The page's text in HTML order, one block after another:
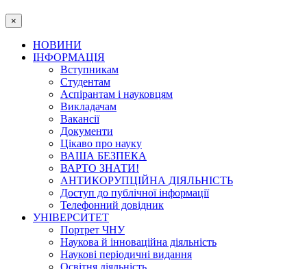
×
НОВИНИ
ІНФОРМАЦІЯ
Вступникам
Студентам
Аспірантам і науковцям
Викладачам
Вакансії
Документи
Цікаво про науку
ВАША БЕЗПЕКА
ВАРТО ЗНАТИ!
АНТИКОРУПЦІЙНА ДІЯЛЬНІСТЬ
Доступ до публічної інформації
Телефонний довідник
УНІВЕРСИТЕТ
Портрет ЧНУ
Наукова й інноваційна діяльність
Наукові періодичні видання
Освітня діяльність